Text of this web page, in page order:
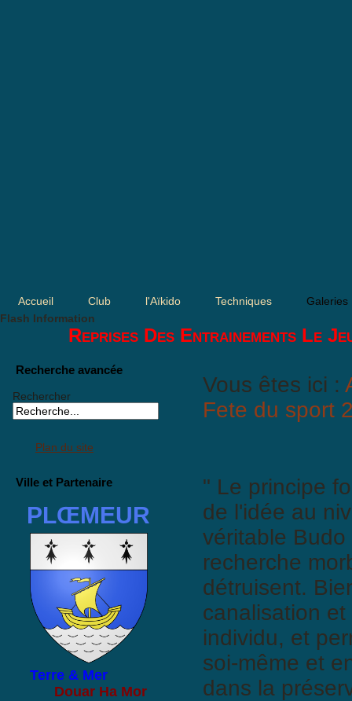
Accueil Club l'Aïkido Techniques
Galeries
Flash Information
Reprises Des Entrainements Le
Recherche avancée
Rechercher
Plan du site
Ville et Partenaire
PLŒMEUR
Terre & Mer
Douar Ha Mor
Vous êtes ici :
Fete du sport
" Le principe
de l'idée au
véritable
recherche
détruisent.
canalisation
individu, et
soi-même et
dans la